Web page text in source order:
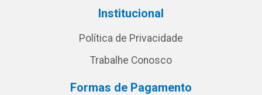
Institucional
Política de Privacidade
Trabalhe Conosco
Formas de Pagamento